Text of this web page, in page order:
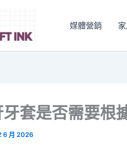
媒體營銷
套是否需要根
6 月 2026